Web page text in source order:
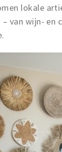
lokale
– van wijn-